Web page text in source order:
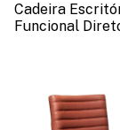
Cadeira
Funcional